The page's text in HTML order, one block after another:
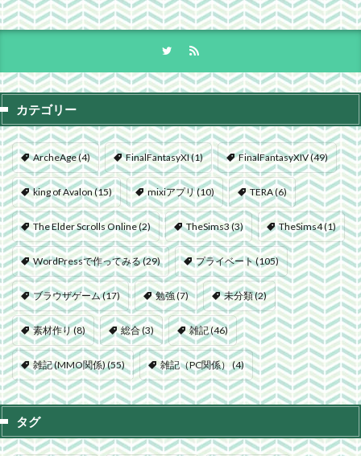
カテゴリー
ArcheAge(4) FinalFantasyXI(1) FinalFantasyXIV(49)
king of Avalon(15) mixiアプリ(10) TERA(6)
The Elder Scrolls Online(2) TheSims3(3) TheSims4(1)
WordPressで作ってみる(29) プライベート(105)
ブラウザゲーム(17) 勉強(7) 未分類(2)
素材作り(8) 総合(3) 雑記(46)
雑記 (MMO関係)(55) 雑記（PC関係）(4)
タグ